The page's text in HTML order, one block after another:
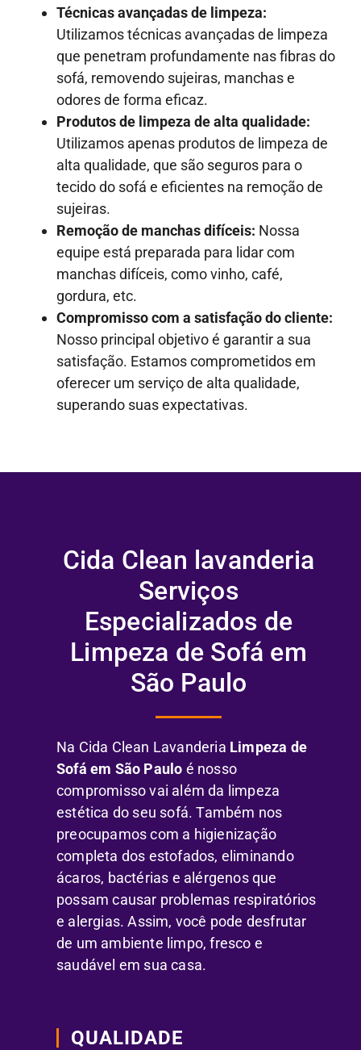
Técnicas avançadas de limpeza:
Utilizamos técnicas avançadas de limpeza
que penetram profundamente nas fibras do
sofá, removendo sujeiras, manchas e
odores de forma eficaz.
Produtos de limpeza de alta qualidade:
Utilizamos apenas produtos de limpeza de
alta qualidade, que são seguros para o
tecido do sofá e eficientes na remoção de
sujeiras.
Remoção de manchas difíceis: Nossa
equipe está preparada para lidar com
manchas difíceis, como vinho, café,
gordura, etc.
Compromisso com a satisfação do cliente:
Nosso principal objetivo é garantir a sua
satisfação. Estamos comprometidos em
oferecer um serviço de alta qualidade,
superando suas expectativas.
Cida Clean lavanderia
Serviços
Especializados de
Limpeza de Sofá em
São Paulo
Na Cida Clean Lavanderia Limpeza de
Sofá em São Paulo é nosso
compromisso vai além da limpeza
estética do seu sofá. Também nos
preocupamos com a higienização
completa dos estofados, eliminando
ácaros, bactérias e alérgenos que
possam causar problemas respiratórios
e alergias. Assim, você pode desfrutar
de um ambiente limpo, fresco e
saudável em sua casa.
QUALIDADE